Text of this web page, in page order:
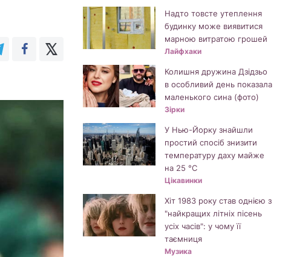
Надто товсте утеплення
будинку може виявитися
марною витратою грошей
Лайфхаки
Колишня дружина Дзідзьо
в особливий день показала
маленького сина (фото)
Зірки
У Нью-Йорку знайшли
простий спосіб знизити
температуру даху майже
на 25 °C
Цікавинки
Хіт 1983 року став однією з
"найкращих літніх пісень
усіх часів": у чому її
таємниця
Музика